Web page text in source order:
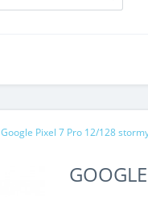
Google Pixel 7 Pro 12/128